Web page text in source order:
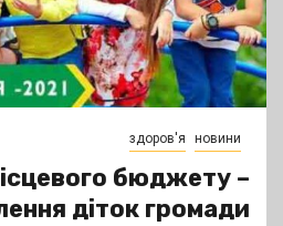
здоров'я новини
бюджету –
діток громади